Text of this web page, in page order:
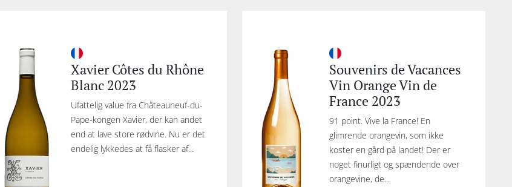
Xavier Côtes du Rhône
Blanc 2023
Ufattelig value fra Châteauneuf-du-
Pape-kongen Xavier, der kan andet
end at lave store rødvine. Nu er det
endelig lykkedes at få flasker af...
Souvenirs de Vacances
Vin Orange Vin de
France 2023
91 point. Vive la France! En
glimrende orangevin, som ikke
koster en gård på landet! Der er
noget finurligt og spændende over
orangevine, de...